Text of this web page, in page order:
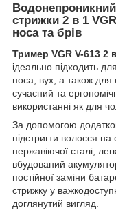
стрижки 2 в 1
носа та брів
Тример VGR V-613 2
ідеально підходить
носа, вух, а також для
сучасний та
використанні як для
За допомогою
підстригти волосся на
нержавіючої сталі,
вбудований
постійної заміни
стрижку у
доглянутий вигляд.